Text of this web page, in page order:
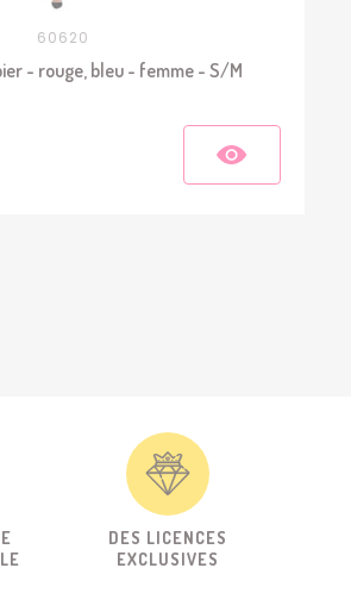
60620
- rouge, bleu - femme - S/M
DES LICENCES
EXCLUSIVES